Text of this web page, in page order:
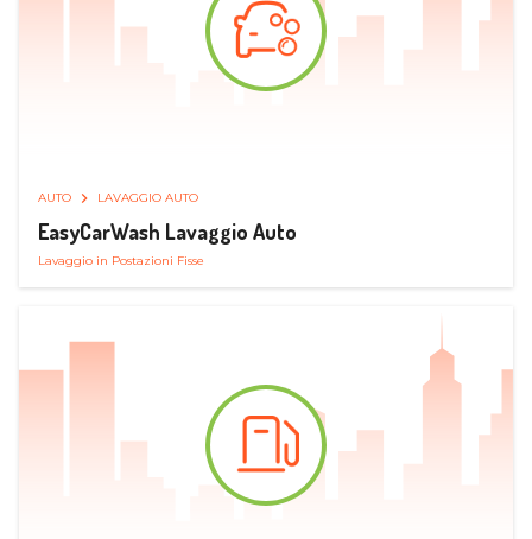
AUTO LAVAGGIO AUTO
EasyCarWash Lavaggio Auto
Lavaggio in Postazioni Fisse